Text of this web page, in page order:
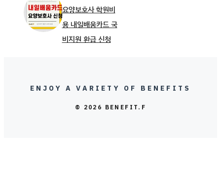
요양보호사 학원비
용 내일배움카드 국
비지원 환급 신청
ENJOY A VARIETY OF BENEFITS
© 2026 BENEFIT.F